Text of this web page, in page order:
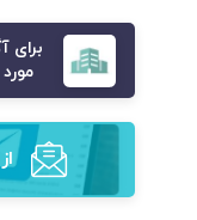
برای